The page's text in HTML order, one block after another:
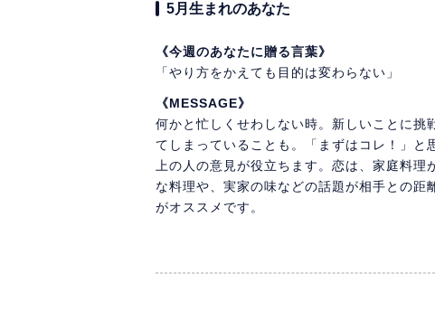
5月生まれのあなた
《今週のあなたに贈る言葉》
「やり方をかえても目的は変わらない」
《MESSAGE》
何かと忙しくせわしない時。新しいことに挑
てしまっていることも。「まずはコレ！」と
上の人の意見が役立ちます。恋は、家庭料
な料理や、実家の味などの話題が相手との
がオススメです。